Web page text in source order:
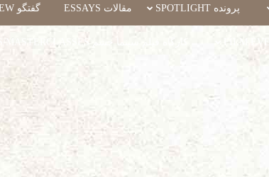
پرونده SPOTLIGHT مقالات ESSAYS گفتگو INTERVIEW
کارگاه فیلم سینما چشم WORKSHOPS/MASTERCLASSES